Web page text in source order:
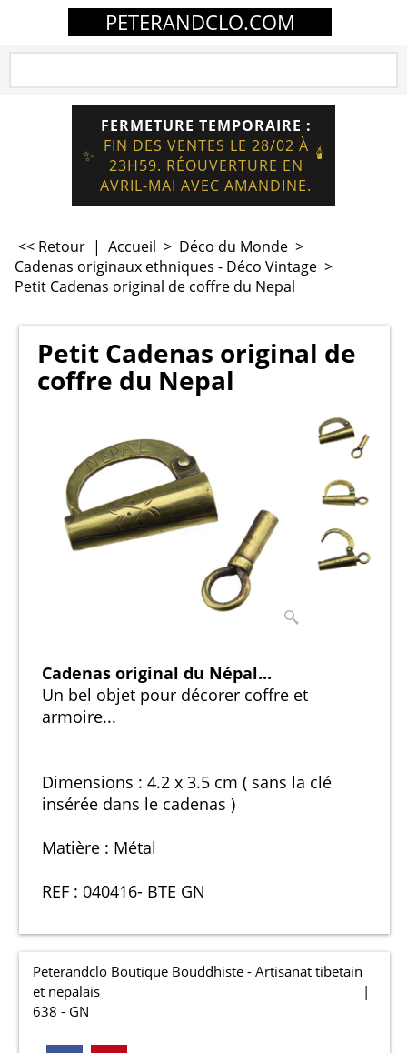
PETERANDCLO.COM
✨
FERMETURE TEMPORAIRE :
FIN DES VENTES LE 28/02 À
23H59. RÉOUVERTURE EN
AVRIL-MAI AVEC AMANDINE.
🕯️
<< Retour | Accueil > Déco du Monde >
Cadenas originaux ethniques - Déco Vintage >
Petit Cadenas original de coffre du Nepal
Petit Cadenas original de
coffre du Nepal
Cadenas original du Népal...
Un bel objet pour décorer coffre et
armoire...
Dimensions : 4.2 x 3.5 cm ( sans la clé
insérée dans le cadenas )
Matière : Métal
REF : 040416- BTE GN
Peterandclo Boutique Bouddhiste - Artisanat tibetain
et nepalais
638 - GN